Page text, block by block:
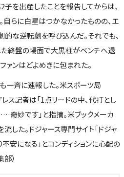
を出産したことを報告してからは、
らに白星はつかなかったものの、エ
な逆転劇を呼び込んだ。それでも、
終盤の場面で大黒柱がベンチへ退
ァンはどよめきに包まれた。
一斉に速報した。米スポーツ局
レス記者は「1点リードの中、代打とし
奇妙です」と指摘。米ブックメーカ
した。ドジャース専門サイト「ドジャ
不安になる」とコンディションに心配の
）